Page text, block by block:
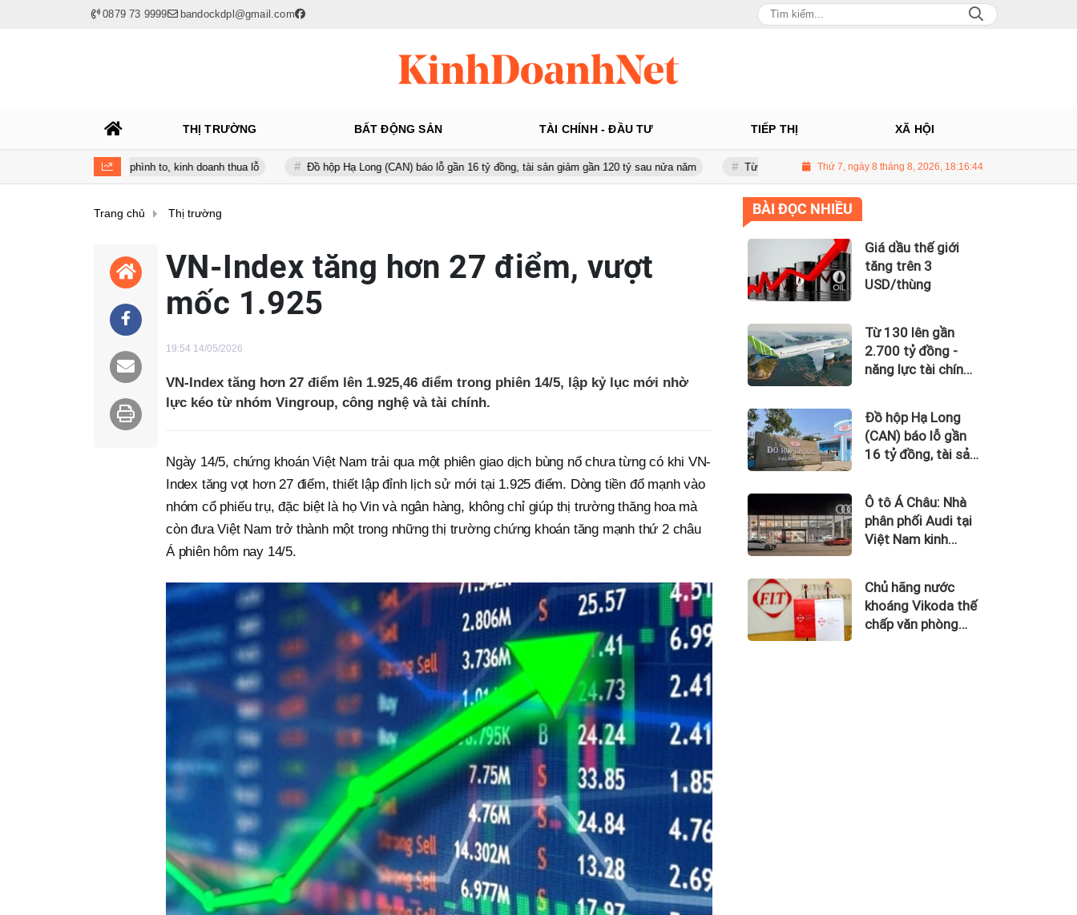
0879 73 9999 bandockdpl@gmail.com
THỊ TRƯỜNG BẤT ĐỘNG SẢN TÀI CHÍNH - ĐẦU TƯ TIẾP THỊ XÃ HỘI
lúc nợ vay phình to, kinh doanh thua lỗ Đồ hộp Hạ Long (CAN) báo lỗ gần 16 tỷ đồng, tài sản giảm gần 120 tỷ sau nửa năm Từ 130 lên gần 2.700 tỷ đồng - năng lực tài chính của Bamboo Airways nhìn từ
Thứ 7, ngày 8 tháng 8, 2026, 18:16:45
Trang chủ Thị trường
VN-Index tăng hơn 27 điểm, vượt
mốc 1.925
19:54 14/05/2026
VN-Index tăng hơn 27 điểm lên 1.925,46 điểm trong phiên 14/5, lập kỷ lục mới nhờ
lực kéo từ nhóm Vingroup, công nghệ và tài chính.
Ngày 14/5, chứng khoán Việt Nam trải qua một phiên giao dịch bùng nổ chưa từng có khi VN-
Index tăng vọt hơn 27 điểm, thiết lập đỉnh lịch sử mới tại 1.925 điểm. Dòng tiền đổ mạnh vào
nhóm cổ phiếu trụ, đặc biệt là họ Vin và ngân hàng, không chỉ giúp thị trường thăng hoa mà
còn đưa Việt Nam trở thành một trong những thị trường chứng khoán tăng mạnh thứ 2 châu
Á phiên hôm nay 14/5.
BÀI ĐỌC NHIỀU
Giá dầu thế giới
tăng trên 3
USD/thùng
Từ 130 lên gần
2.700 tỷ đồng -
năng lực tài chính
Airways nhìn từ
công nợ với ACV
Đồ hộp Hạ Long
(CAN) báo lỗ gần
16 tỷ đồng, tài sản
sau nửa năm
Ô tô Á Châu: Nhà
phân phối Audi tại
Việt Nam kinh
Chủ hãng nước
khoáng Vikoda thế
chấp văn phòng